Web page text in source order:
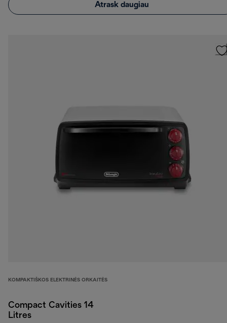
Atrask daugiau
KOMPAKTIŠKOS ELEKTRINĖS ORKAITĖS
Compact Cavities 14
Litres